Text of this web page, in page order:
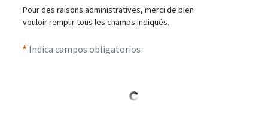
Pour des raisons administratives, merci de bien
vouloir remplir tous les champs indiqués.
Indica campos obligatorios